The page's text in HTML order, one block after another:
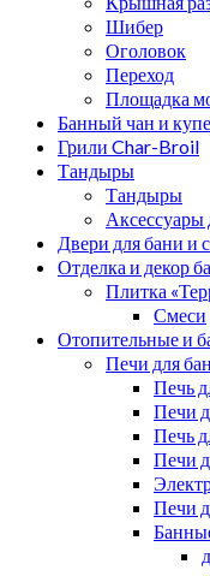
Шибер
Оголовок
Переход
Площадка
Банный чан и
Грили Char-Broil
Тандыры
Тандыры
Аксессуары
Двери для бани и
Отделка и декор
Плитка
Смеси
Отопительные и
Печи для
Печь
Печи
Печь
Печи
Печи